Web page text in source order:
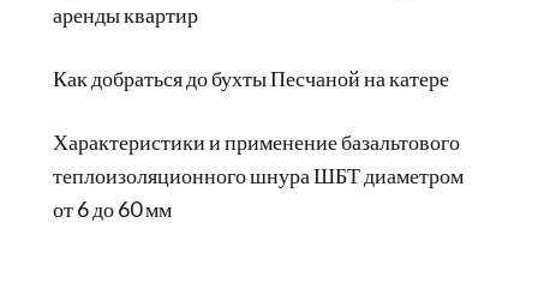
аренды квартир
Как добраться до бухты Песчаной на катере
Характеристики и применение базальтового
теплоизоляционного шнура ШБТ диаметром
от 6 до 60 мм